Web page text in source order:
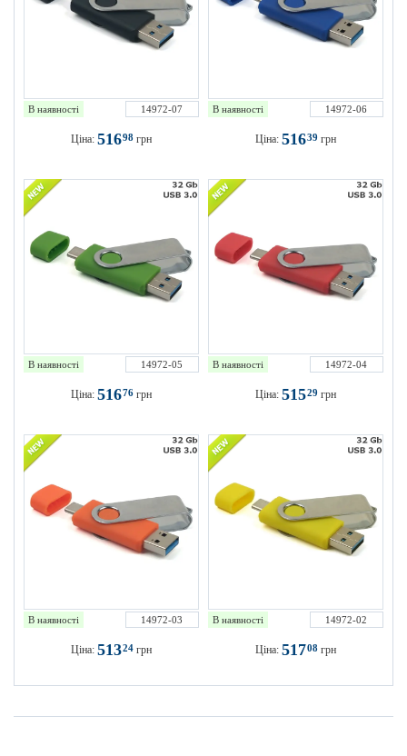
В наявності 14972-07
Ціна: 51698 грн
В наявності 14972-06
Ціна: 51639 грн
В наявності 14972-05
Ціна: 51676 грн
В наявності 14972-04
Ціна: 51529 грн
В наявності 14972-03
Ціна: 51324 грн
В наявності 14972-02
Ціна: 51708 грн